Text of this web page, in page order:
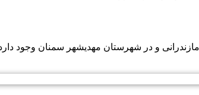
و در شهرستان مهدیشهر سمنان وجود